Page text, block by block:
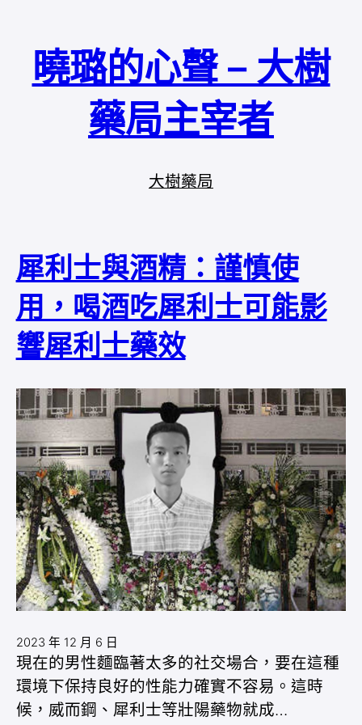
曉璐的心聲 – 大樹
藥局主宰者
大樹藥局
犀利士與酒精：謹慎使
用，喝酒吃犀利士可能影
響犀利士藥效
2023 年 12 月 6 日
現在的男性麵臨著太多的社交場合，要在這種
環境下保持良好的性能力確實不容易。這時
候，威而鋼、犀利士等壯陽藥物就成…